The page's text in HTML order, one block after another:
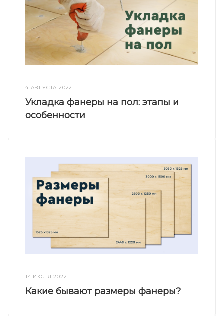
4 АВГУСТА 2022
Укладка фанеры на пол: этапы и
особенности
14 ИЮЛЯ 2022
Какие бывают размеры фанеры?